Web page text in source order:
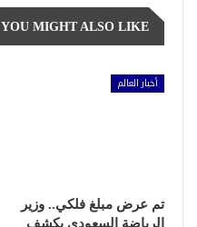
YOU MIGHT ALSO LIKE
أخبار العالم
تم عرض مبلغ فلكي.. وزير
الرياضة السعودي يكشف